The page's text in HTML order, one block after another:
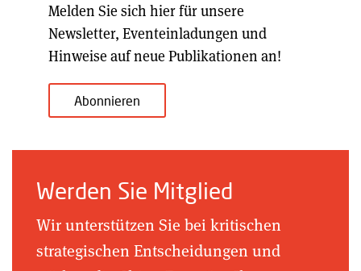
Melden Sie sich hier für unsere
Newsletter, Eventeinladungen und
Hinweise auf neue Publikationen an!
Abonnieren
Werden Sie Mitglied
Wir unterstützen Sie bei kritischen
strategischen Entscheidungen und